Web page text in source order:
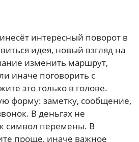
интересный поворот в
идея, новый взгляд на
изменить маршрут,
иначе поговорить с
это только в голове.
форму: заметку, сообщение,
В деньгах не
символ перемены. В
проще, иначе важное